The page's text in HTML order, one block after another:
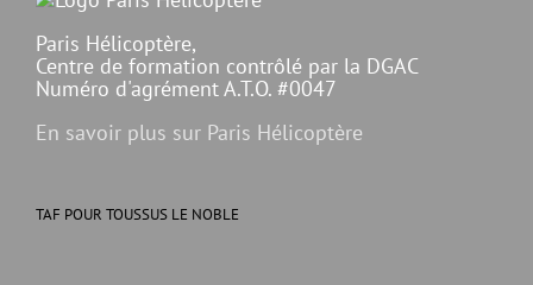
Paris Hélicoptère,
Centre de formation contrôlé par la DGAC
Numéro d'agrément A.T.O. #0047
En savoir plus sur Paris Hélicoptère
TAF POUR TOUSSUS LE NOBLE